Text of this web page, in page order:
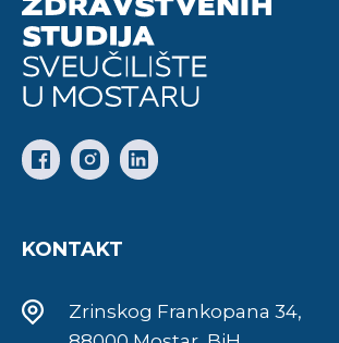
KONTAKT
Zrinskog Frankopana 34,